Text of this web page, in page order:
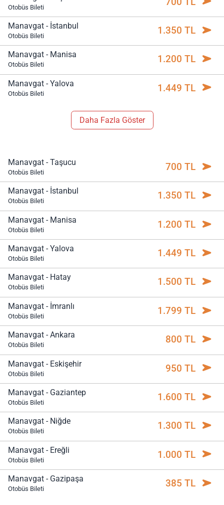
Otobüs Bileti
Manavgat - İstanbul
Otobüs Bileti 1.350 TL
Manavgat - Manisa
Otobüs Bileti 1.200 TL
Manavgat - Yalova
Otobüs Bileti 1.449 TL
Daha Fazla Göster
Manavgat - Taşucu
Otobüs Bileti 700 TL
Manavgat - İstanbul
Otobüs Bileti 1.350 TL
Manavgat - Manisa
Otobüs Bileti 1.200 TL
Manavgat - Yalova
Otobüs Bileti 1.449 TL
Manavgat - Hatay
Otobüs Bileti 1.500 TL
Manavgat - İmranlı
Otobüs Bileti 1.799 TL
Manavgat - Ankara
Otobüs Bileti 800 TL
Manavgat - Eskişehir
Otobüs Bileti 950 TL
Manavgat - Gaziantep
Otobüs Bileti 1.600 TL
Manavgat - Niğde
Otobüs Bileti 1.300 TL
Manavgat - Ereğli
Otobüs Bileti 1.000 TL
Manavgat - Gazipaşa
Otobüs Bileti 385 TL